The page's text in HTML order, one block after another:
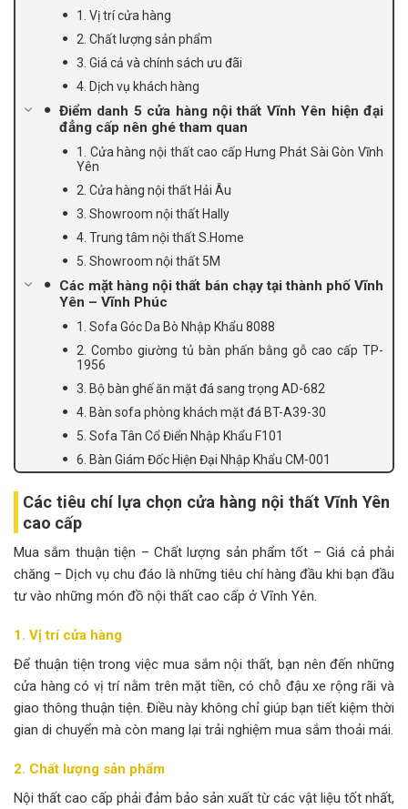
1. Vị trí cửa hàng
2. Chất lượng sản phẩm
3. Giá cả và chính sách ưu đãi
4. Dịch vụ khách hàng
Điểm danh 5 cửa hàng nội thất Vĩnh Yên hiện đại
đẳng cấp nên ghé tham quan
1. Cửa hàng nội thất cao cấp Hưng Phát Sài Gòn Vĩnh
Yên
2. Cửa hàng nội thất Hải Âu
3. Showroom nội thất Hally
4. Trung tâm nội thất S.Home
5. Showroom nội thất 5M
Các mặt hàng nội thất bán chạy tại thành phố Vĩnh
Yên – Vĩnh Phúc
1. Sofa Góc Da Bò Nhập Khẩu 8088
2. Combo giường tủ bàn phấn bằng gỗ cao cấp TP-
1956
3. Bộ bàn ghế ăn mặt đá sang trọng AD-682
4. Bàn sofa phòng khách mặt đá BT-A39-30
5. Sofa Tân Cổ Điển Nhập Khẩu F101
6. Bàn Giám Đốc Hiện Đại Nhập Khẩu CM-001
Các tiêu chí lựa chọn cửa hàng nội thất Vĩnh Yên
cao cấp
Mua sắm thuận tiện – Chất lượng sản phẩm tốt – Giá cả phải
chăng – Dịch vụ chu đáo là những tiêu chí hàng đầu khi bạn đầu
tư vào những món đồ nội thất cao cấp ở Vĩnh Yên.
1. Vị trí cửa hàng
Để thuận tiện trong việc mua sắm nội thất, bạn nên đến những
cửa hàng có vị trí nằm trên mặt tiền, có chỗ đậu xe rộng rãi và
giao thông thuận tiện. Điều này không chỉ giúp bạn tiết kiệm thời
gian di chuyển mà còn mang lại trải nghiệm mua sắm thoải mái.
2. Chất lượng sản phẩm
Nội thất cao cấp phải đảm bảo sản xuất từ các vật liệu tốt nhất,